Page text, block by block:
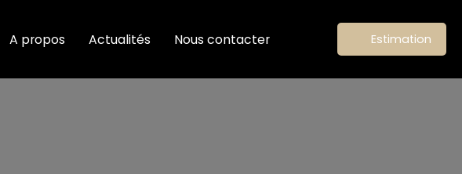
A propos Actualités Nous contacter Estimation